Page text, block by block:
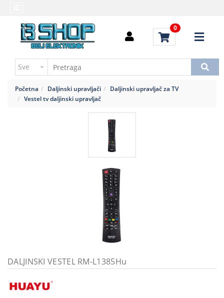
0
Baterija,punjač
Daljinski
priključci
tehnika
Brendovi
Uputstvo
kupovinu
Početna Daljinski upravljači
Daljinski upravljač za TV
Vestel tv daljinski upravljač
DALJINSKI VESTEL RM-L1385Hu